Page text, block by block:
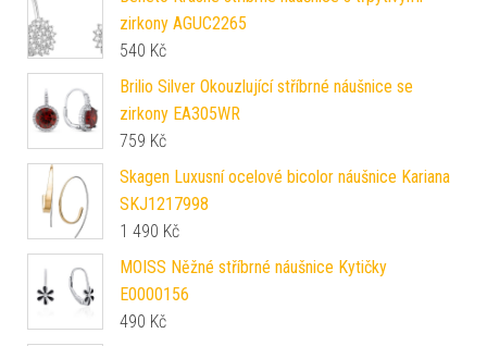
zirkony AGUC2265
540 Kč
Brilio Silver Okouzlující stříbrné náušnice se
zirkony EA305WR
759 Kč
Skagen Luxusní ocelové bicolor náušnice Kariana
SKJ1217998
1 490 Kč
MOISS Něžné stříbrné náušnice Kytičky
E0000156
490 Kč